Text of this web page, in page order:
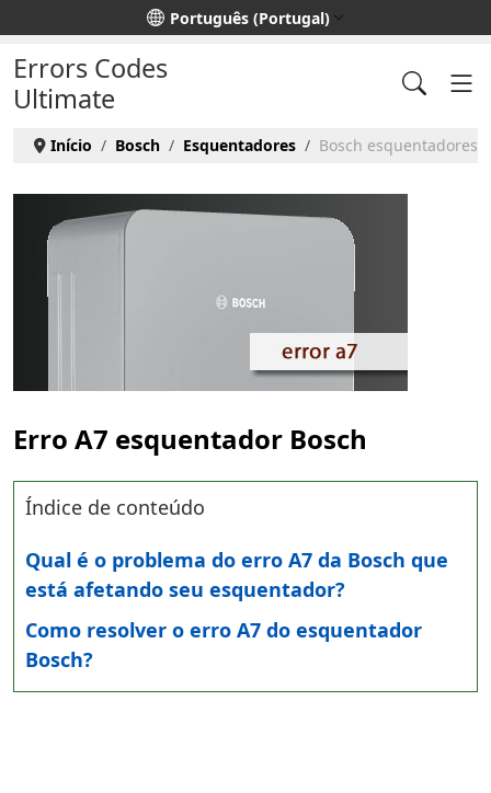
Escolha o seu idioma Português (Portugal)
Errors Codes
Ultimate
Início Bosch Esquentadores Bosch esquentadores
Erro A7 esquentador Bosch
Índice de conteúdo
Qual é o problema do erro A7 da Bosch que
está afetando seu esquentador?
Como resolver o erro A7 do esquentador
Bosch?